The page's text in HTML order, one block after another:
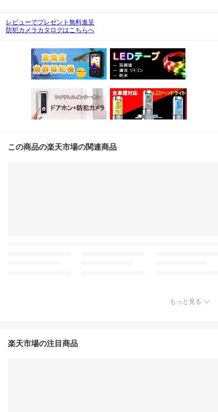
レビューでプレゼント無料進呈
防犯カメラカタログはこちらへ
この商品の楽天市場の関連商品
もっと見る
楽天市場の注目商品